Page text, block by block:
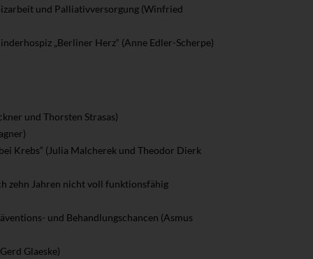
und Palliativversorgung (Winfried
„Berliner Herz“ (Anne Edler-Scherpe)
und Thorsten Strasas)
Krebs“ (Julia Malcherek und Theodor Dierk
zehn Jahren nicht voll funktionsfähig
und Behandlungschancen (Asmus
Glaeske)